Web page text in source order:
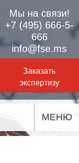
Мы на связи!
+7 (495) 666-5-
666
info@fse.ms
Заказать
экспертизу
МЕНЮ